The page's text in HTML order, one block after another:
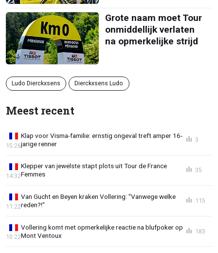
Grote naam moet Tour
onmiddellijk verlaten
na opmerkelijke strijd
Ludo Dierckxsens Dierckxsens Ludo
Meest recent
Klap voor Visma-familie: ernstig ongeval treft amper 16-
jarige renner
15:26
3
Klepper van jewelste stapt plots uit Tour de France
Femmes
14:32
35
Van Gucht en Beyen kraken Vollering: "Vanwege welke
reden?!"
11:22
115
Vollering komt met opmerkelijke reactie na blufpoker op
Mont Ventoux
10:22
183